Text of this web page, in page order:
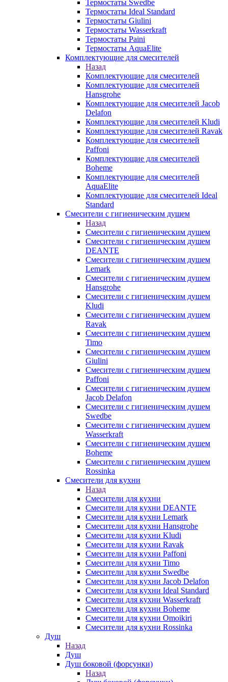
Термостаты Swedbe
Термостаты Ideal Standard
Термостаты Giulini
Термостаты Wasserkraft
Термостаты Paini
Термостаты AquaElite
Комплектующие для смесителей
Назад
Комплектующие для смесителей
Комплектующие для смесителей
Hansgrohe
Комплектующие для смесителей Jacob
Delafon
Комплектующие для смесителей Kludi
Комплектующие для смесителей Ravak
Комплектующие для смесителей
Paffoni
Комплектующие для смесителей
Boheme
Комплектующие для смесителей
AquaElite
Комплектующие для смесителей Ideal
Standard
Смесители с гигиеническим душем
Назад
Смесители с гигиеническим душем
Смесители с гигиеническим душем
DEANTE
Смесители с гигиеническим душем
Lemark
Смесители с гигиеническим душем
Hansgrohe
Смесители с гигиеническим душем
Kludi
Смесители с гигиеническим душем
Ravak
Смесители с гигиеническим душем
Timo
Смесители с гигиеническим душем
Giulini
Смесители с гигиеническим душем
Paffoni
Смесители с гигиеническим душем
Jacob Delafon
Смесители с гигиеническим душем
Swedbe
Смесители с гигиеническим душем
Wasserkraft
Смесители с гигиеническим душем
Boheme
Смесители с гигиеническим душем
Rossinka
Смесители для кухни
Назад
Смесители для кухни
Смесители для кухни DEANTE
Смесители для кухни Lemark
Смесители для кухни Hansgrohe
Смесители для кухни Kludi
Смесители для кухни Ravak
Смесители для кухни Paffoni
Смесители для кухни Timo
Смесители для кухни Swedbe
Смесители для кухни Jacob Delafon
Смесители для кухни Ideal Standard
Смесители для кухни Wasserkraft
Смесители для кухни Boheme
Смесители для кухни Omoikiri
Смесители для кухни Rossinka
Душ
Назад
Душ
Душ боковой (форсунки)
Назад